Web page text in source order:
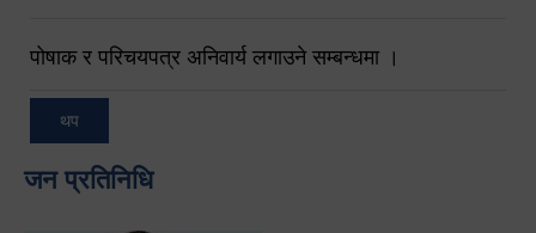
पोषाक र परिचयपत्र अनिवार्य लगाउने सम्बन्धमा ।
थप
जन प्रतिनिधि